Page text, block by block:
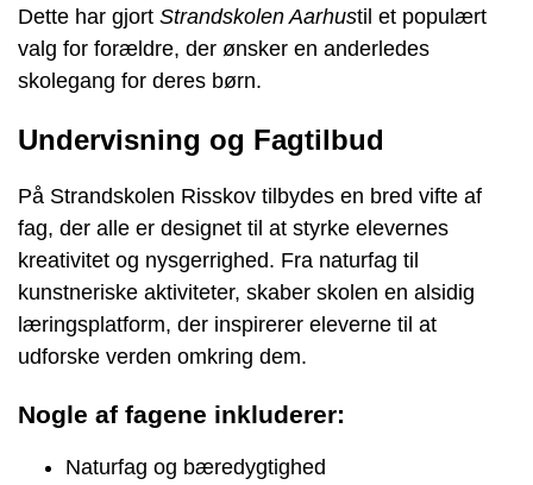
Dette har gjort Strandskolen Aarhustil et populært
valg for forældre, der ønsker en anderledes
skolegang for deres børn.
Undervisning og Fagtilbud
På Strandskolen Risskov tilbydes en bred vifte af
fag, der alle er designet til at styrke elevernes
kreativitet og nysgerrighed. Fra naturfag til
kunstneriske aktiviteter, skaber skolen en alsidig
læringsplatform, der inspirerer eleverne til at
udforske verden omkring dem.
Nogle af fagene inkluderer:
Naturfag og bæredygtighed